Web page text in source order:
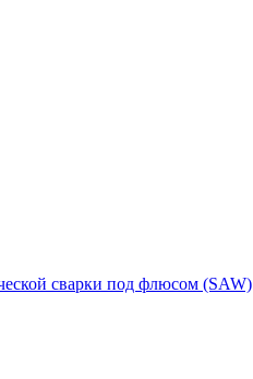
сварки под флюсом (SAW)